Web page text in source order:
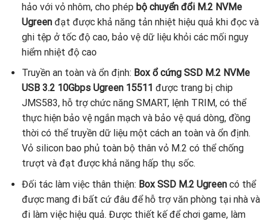
hảo với vỏ nhôm, cho phép bộ chuyển đổi M.2 NVMe
Ugreenđạt được khả năng tản nhiệt hiệu quả khi đọc và
ghi tệp ở tốc độ cao, bảo vệ dữ liệu khỏi các mối nguy
hiểm nhiệt độ cao
Truyền an toàn và ổn định: Box ổ cứng SSD M.2 NVMe
USB 3.2 10Gbps Ugreen 15511 được trang bị chip
JMS583, hỗ trợ chức năng SMART, lệnh TRIM, có thể
thực hiện bảo vệ ngắn mạch và bảo vệ quá dòng, đồng
thời có thể truyền dữ liệu một cách an toàn và ổn định.
Vỏ silicon bao phủ toàn bộ thân vỏ M.2 có thể chống
trượt và đạt được khả năng hấp thụ sốc.
Đối tác làm việc thân thiện: Box SSD M.2 Ugreencó thể
được mang đi bất cứ đâu để hỗ trợ văn phòng tại nhà và
đi làm việc hiệu quả. Được thiết kế để chơi game, làm